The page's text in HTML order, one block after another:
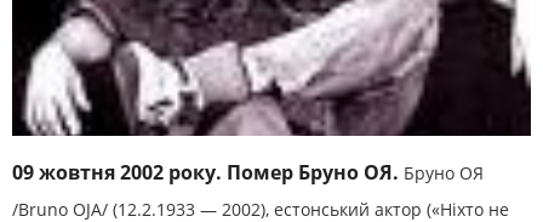
09 жовтня 2002 року. Помер Бруно ОЯ. Бруно ОЯ
/Bruno OJA/ (12.2.1933 — 2002), естонський актор («Ніхто не